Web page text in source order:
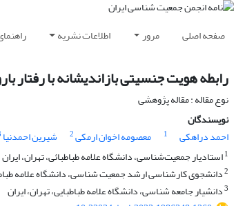
صفحه اصلی مرور اطلاعات نشریه
رابطه هویت جنسیتی بازاندیشانه با
نوع مقاله : مقاله پژوهشی
نویسندگان
احمد دراهکی
1 معصومه اخوان ارمکی2 شیرین احمدنیا
1استادیار جمعیت‌شناسی، دانشگاه علامه طباطبائی، تهران، ایران
2دانشجوی کارشناسی ارشد جمعیت شناسی، دانشگاه علامه
3دانشیار جامعه شناسی، دانشگاه علامه طباطبایی، تهران، ایران